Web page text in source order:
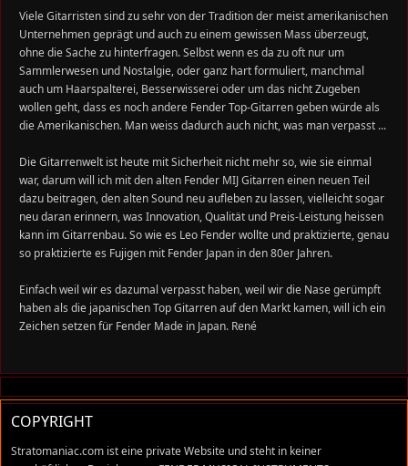
Viele Gitarristen sind zu sehr von der Tradition der meist amerikanischen
Unternehmen geprägt und auch zu einem gewissen Mass überzeugt,
ohne die Sache zu hinterfragen. Selbst wenn es da zu oft nur um
Sammlerwesen und Nostalgie, oder ganz hart formuliert, manchmal
auch um Haarspalterei, Besserwisserei oder um das nicht Zugeben
wollen geht, dass es noch andere Fender Top-Gitarren geben würde als
die Amerikanischen. Man weiss dadurch auch nicht, was man verpasst ...
Die Gitarrenwelt ist heute mit Sicherheit nicht mehr so, wie sie einmal
war, darum will ich mit den alten Fender MIJ Gitarren einen neuen Teil
dazu beitragen, den alten Sound neu aufleben zu lassen, vielleicht sogar
neu daran erinnern, was Innovation, Qualität und Preis-Leistung heissen
kann im Gitarrenbau. So wie es Leo Fender wollte und praktizierte, genau
so praktizierte es Fujigen mit Fender Japan in den 80er Jahren.
Einfach weil wir es dazumal verpasst haben, weil wir die Nase gerümpft
haben als die japanischen Top Gitarren auf den Markt kamen, will ich ein
Zeichen setzen für Fender Made in Japan. René
COPYRIGHT
Stratomaniac.com ist eine private Website und steht in keiner